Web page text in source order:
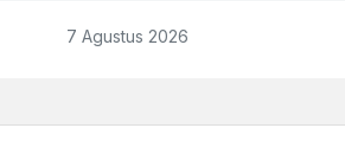
7 Agustus 2026